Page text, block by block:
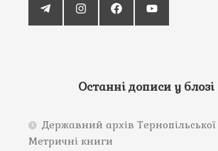
Останні дописи у блозі
Державний архів Тернопільської
Метричні книги